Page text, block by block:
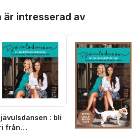
är intresserad av
: bli
från